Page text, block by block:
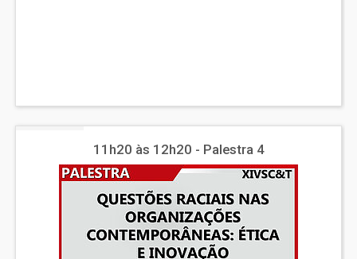
11h20 às 12h20 - Palestra 4